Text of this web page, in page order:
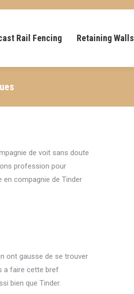
Rail Fencing Retaining Walls
de voit sans doute
profession pour
en compagnie de Tinder
ont gausse de se trouver
a faire cette bref
bien que Tinder.